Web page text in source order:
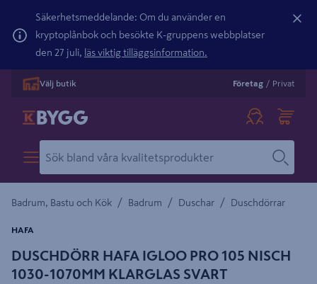
Säkerhetsmeddelande: Om du använder en
kryptoplånbok och besökte K-gruppens webbplatser
den 27 juli, läs viktig tilläggsinformation.
Välj butik Företag / Privat
Badrum, Bastu och Kök / Badrum / Duschar / Duschdörrar
DUSCHDÖRR HAFA IGLOO PRO 105 NISCH
1030-1070MM KLARGLAS SVART
HAFA